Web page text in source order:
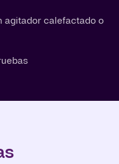
agitador calefactado o